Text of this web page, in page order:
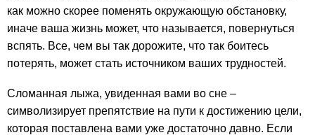
как можно скорее поменять окружающую обстановку,
иначе ваша жизнь может, что называется, повернуться
вспять. Все, чем вы так дорожите, что так боитесь
потерять, может стать источником ваших трудностей.
Сломанная лыжа, увиденная вами во сне –
символизирует препятствие на пути к достижению цели,
которая поставлена вами уже достаточно давно. Если